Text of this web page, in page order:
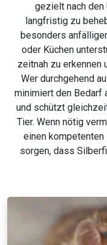
gezielt nach den
langfristig zu
besonders
oder Küchen
zeitnah zu erkennen
Wer durchgehend
minimiert den Bedarf
und schützt
Tier. Wenn nötig
einen kompetenten
sorgen, dass